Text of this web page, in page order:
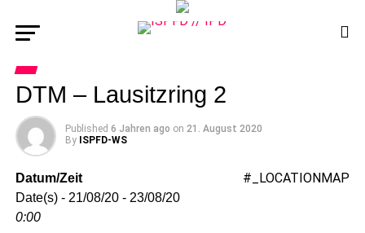
DTM – Lausitzring 2
Published 6 Jahren ago on 21. August 2020
By ISPFD-WS
#_LOCATIONMAP
Datum/Zeit
Date(s) - 21/08/20 - 23/08/20
0:00